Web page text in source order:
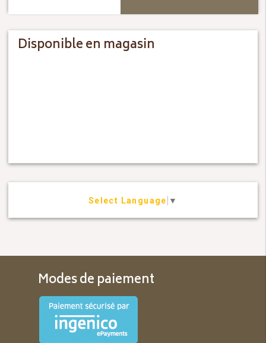
Disponible en magasin
Select Language ▼
Modes de paiement